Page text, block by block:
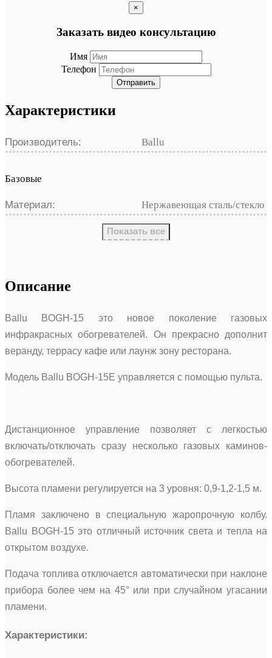
×
Заказать видео консультацию
Имя
Телефон
Отправить
Характеристики
Производитель: Ballu
Базовые
Материал: Нержавеющая сталь/стекло
Показать все
Описание
Ballu BOGH-15 это новое поколение газовых
инфракрасных обогревателей. Он прекрасно дополнит
веранду, террасу кафе или лаунж зону ресторана.
Модель Ballu BOGH-15E управляется с помощью пульта.
Дистанционное управление позволяет с легкостью
включать/отключать сразу несколько газовых каминов-
обогревателей.
Высота пламени регулируется на 3 уровня: 0,9-1,2-1,5 м.
Пламя заключено в специальную жаропрочную колбу.
Ballu BOGH-15 это отличный источник света и тепла на
открытом воздухе.
Подача топлива отключается автоматически при наклоне
прибора более чем на 45° или при случайном угасании
пламени.
Характеристики: